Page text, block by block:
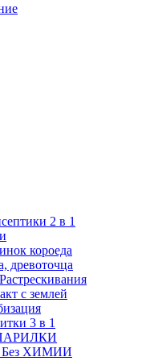
2 в 1
короеда
древоточца
с землей
3 в 1
Без ХИМИИ